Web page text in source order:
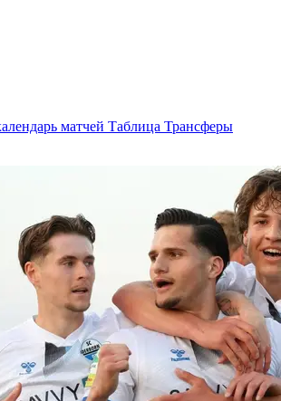
матчей Таблица Трансферы